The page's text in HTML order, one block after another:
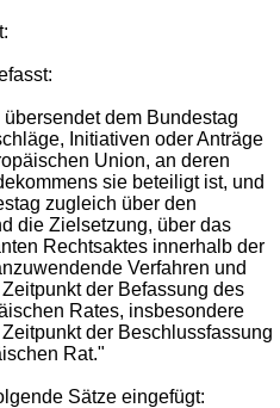
dem Bundestag
Initiativen oder Anträge
Union, an deren
sie beteiligt ist, und
zugleich über den
die Zielsetzung, über das
Rechtsaktes innerhalb der
Verfahren und
der Befassung des
Rates, insbesondere
der Beschlussfassung
Rat."
Sätze eingefügt: